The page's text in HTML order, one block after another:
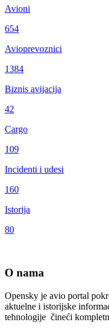
Avioni
654
Avioprevoznici
1384
Biznis avijacija
42
Cargo
109
Incidenti i udesi
160
Istorija
80
O nama
Opensky je avio portal
aktuelne i istorijske
tehnologije čineći